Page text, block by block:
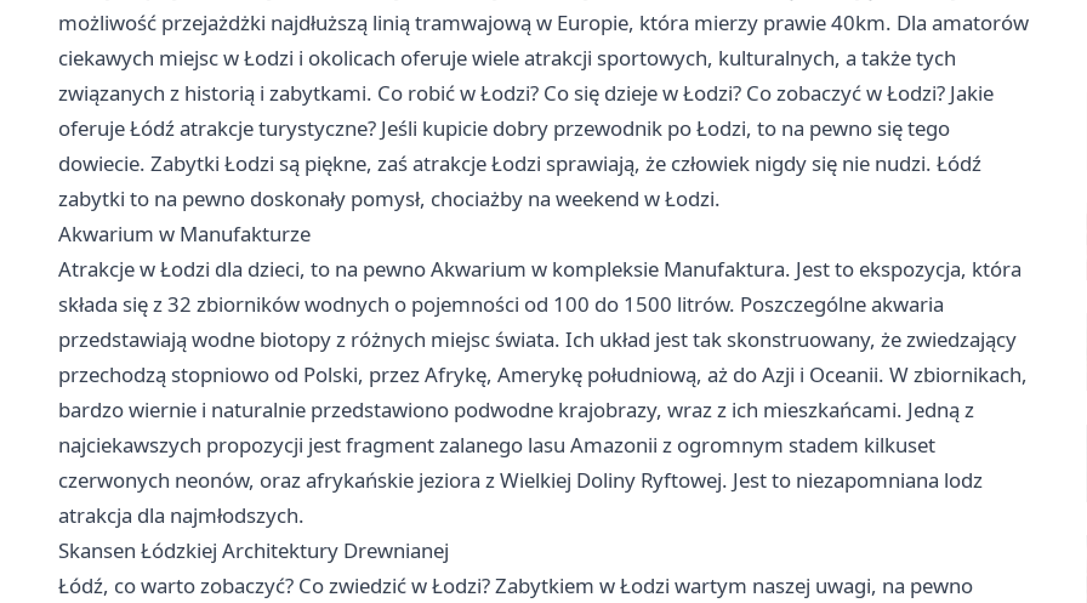
możliwość przejażdżki najdłuższą linią tramwajową w Europie, która mierzy prawie 40km. Dla amatorów
ciekawych miejsc w Łodzi i okolicach oferuje wiele atrakcji sportowych, kulturalnych, a także tych
związanych z historią i zabytkami. Co robić w Łodzi? Co się dzieje w Łodzi? Co zobaczyć w Łodzi? Jakie
oferuje Łódź atrakcje turystyczne? Jeśli kupicie dobry przewodnik po Łodzi, to na pewno się tego
dowiecie. Zabytki Łodzi są piękne, zaś atrakcje Łodzi sprawiają, że człowiek nigdy się nie nudzi. Łódź
zabytki to na pewno doskonały pomysł, chociażby na weekend w Łodzi.
Akwarium w Manufakturze
Atrakcje w Łodzi dla dzieci, to na pewno Akwarium w kompleksie Manufaktura. Jest to ekspozycja, która
składa się z 32 zbiorników wodnych o pojemności od 100 do 1500 litrów. Poszczególne akwaria
przedstawiają wodne biotopy z różnych miejsc świata. Ich układ jest tak skonstruowany, że zwiedzający
przechodzą stopniowo od Polski, przez Afrykę, Amerykę południową, aż do Azji i Oceanii. W zbiornikach,
bardzo wiernie i naturalnie przedstawiono podwodne krajobrazy, wraz z ich mieszkańcami. Jedną z
najciekawszych propozycji jest fragment zalanego lasu Amazonii z ogromnym stadem kilkuset
czerwonych neonów, oraz afrykańskie jeziora z Wielkiej Doliny Ryftowej. Jest to niezapomniana lodz
atrakcja dla najmłodszych.
Skansen Łódzkiej Architektury Drewnianej
Łódź, co warto zobaczyć? Co zwiedzić w Łodzi? Zabytkiem w Łodzi wartym naszej uwagi, na pewno